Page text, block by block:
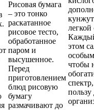
Рисовая бумага
– это тонко
раскатанное
рисовое тесто,
обработанное
паром и
высушенное.
Перед
приготовлением
блюд рисовую
бумагу
размачивают до
легкой
этом
чтобы
пользу